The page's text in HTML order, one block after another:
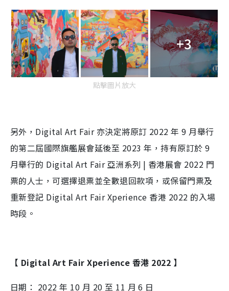
+3
點擊圖片放大
另外，Digital Art Fair 亦決定將原訂 2022 年 9 月舉行
的第二屆國際旗艦展會延後至 2023 年，持有原訂於 9
月舉行的 Digital Art Fair 亞洲系列 | 香港展會 2022 門
票的人士，可選擇退票並全數退回款項，或保留門票及
重新登記 Digital Art Fair Xperience 香港 2022 的入場
時段。
【 Digital Art Fair Xperience 香港 2022 】
日期： 2022 年 10 月 20 至 11 月 6 日